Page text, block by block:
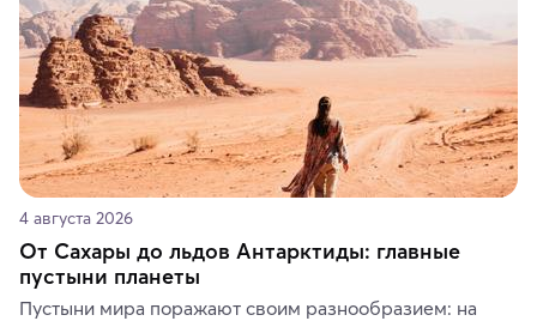
4 августа 2026
От Сахары до льдов Антарктиды: главные
пустыни планеты
Пустыни мира поражают своим разнообразием: на